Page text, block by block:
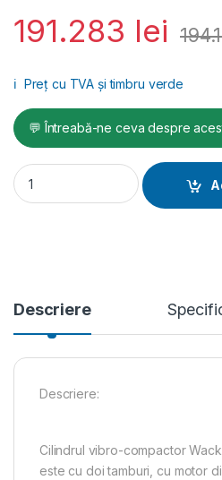
191.283 lei
ℹ️ Preț cu TVA și timbru verde
💬 Întreabă-ne ceva despre
Cilindru vibro-compactor
Descriere
Descriere:
Cilindrul vibro-compactor
este cu doi tamburi, cu motor